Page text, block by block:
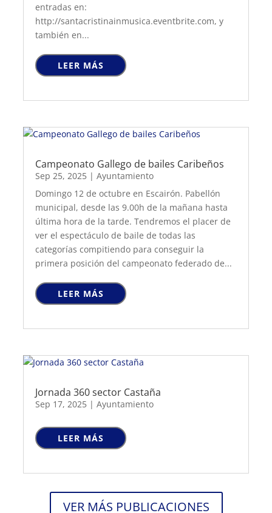
entradas en:
http://santacristinainmusica.eventbrite.com, y
también en...
LEER MÁS
Campeonato Gallego de bailes Caribeños
Sep 25, 2025 |Ayuntamiento
Domingo 12 de octubre en Escairón. Pabellón
municipal, desde las 9.00h de la mañana hasta
última hora de la tarde. Tendremos el placer de
ver el espectáculo de baile de todas las
categorías compitiendo para conseguir la
primera posición del campeonato federado de...
LEER MÁS
Jornada 360 sector Castaña
Sep 17, 2025 |Ayuntamiento
LEER MÁS
VER MÁS PUBLICACIONES